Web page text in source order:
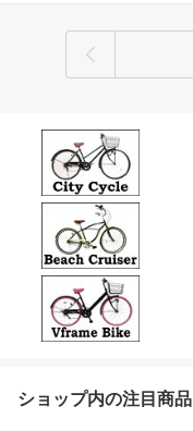
ショップ内の注目商品